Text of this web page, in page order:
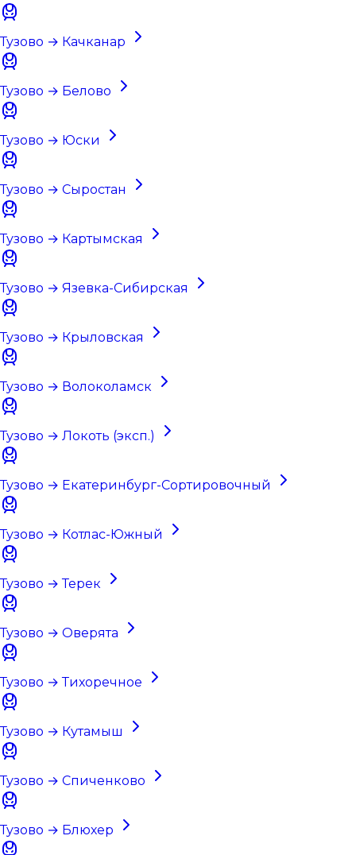
Тузово → Качканар
Тузово → Белово
Тузово → Юски
Тузово → Сыростан
Тузово → Картымская
Тузово → Язевка-Сибирская
Тузово → Крыловская
Тузово → Волоколамск
Тузово → Локоть (эксп.)
Тузово → Екатеринбург-Сортировочный
Тузово → Котлас-Южный
Тузово → Терек
Тузово → Оверята
Тузово → Тихоречное
Тузово → Кутамыш
Тузово → Спиченково
Тузово → Блюхер